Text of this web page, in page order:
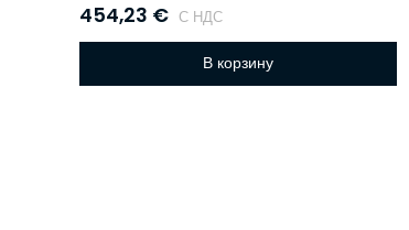
454,23 € С НДС
В корзину